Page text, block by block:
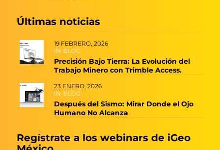
Últimas noticias
19 FEBRERO, 2026
IN BLOG
Precisión Bajo Tierra: La Evolución del
Trabajo Minero con Trimble Access.
23 ENERO, 2026
IN BLOG
Después del Sismo: Mirar Donde el Ojo
Humano No Alcanza
Regístrate a los webinars de iGeo